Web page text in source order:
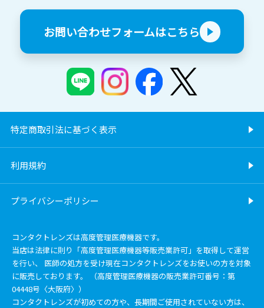
お問い合わせフォームはこちら
特定商取引法に基づく表示
利用規約
プライバシーポリシー
コンタクトレンズは高度管理医療機器です。
当店は法律に則り「高度管理医療機器等販売業許可」を取得して運営
を行い、 医師の処方を受け現在コンタクトレンズをお使いの方を対象
に販売しております。 （高度管理医療機器の販売業許可番号：第
04448号〈大阪府〉）
コンタクトレンズが初めての方や、長期間ご使用されていない方は、